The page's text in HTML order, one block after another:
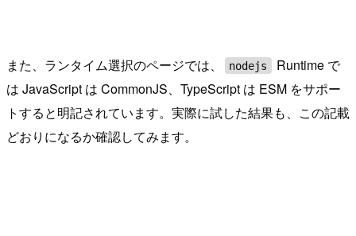
また、ランタイム選択のページでは、 nodejs
Runtime で
は JavaScript は CommonJS、TypeScript は ESM をサポー
トすると明記されています。実際に試した結果も、この記載
どおりになるか確認してみます。